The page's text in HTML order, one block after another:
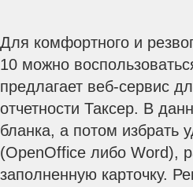
Для комфортного и
10 можно
предлагает веб-сервис
отчетности Таксер. В
бланка, а потом избрать
(OpenOffice либо Word),
заполненную карточку.